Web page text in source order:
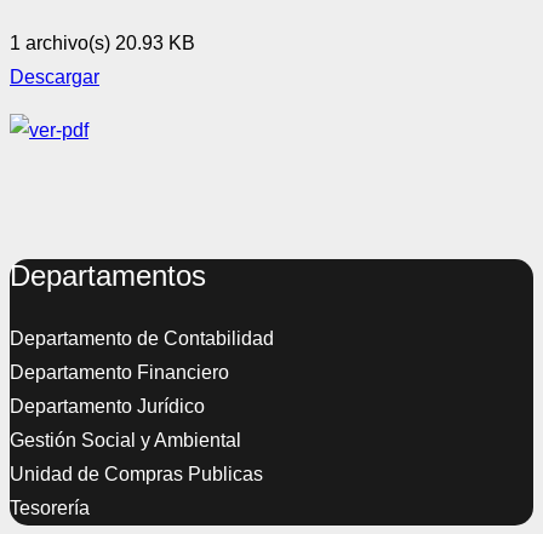
1 archivo(s) 20.93 KB
Descargar
Departamentos
Departamento de Contabilidad
Departamento Financiero
Departamento Jurídico
Gestión Social y Ambiental
Unidad de Compras Publicas
Tesorería